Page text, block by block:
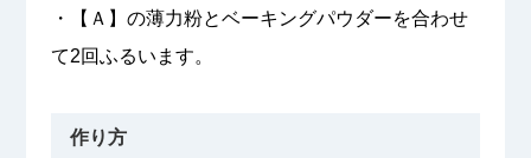
・【Ａ】の薄力粉とベーキングパウダーを合わせ
て2回ふるいます。
作り方